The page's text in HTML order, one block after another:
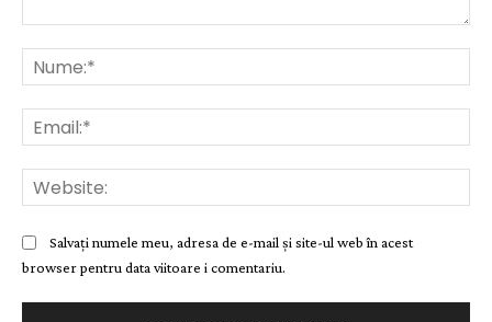
Salvați numele meu, adresa de e-mail și site-ul web în acest
browser pentru data viitoare i comentariu.